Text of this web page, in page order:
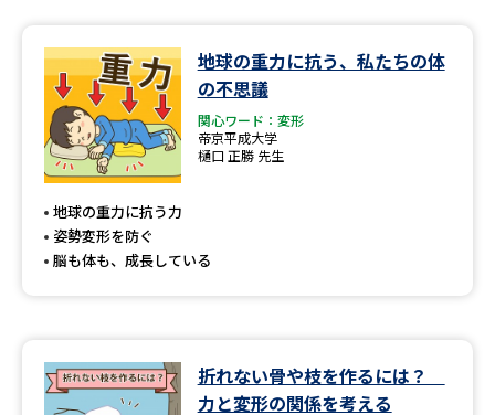
データサイエンス特集 奨学金・特待生制度特集
デジタルパンフレット 進路の３択
新学年スタート号特集ページ
（高3生用）
SELFBRAND特集ページ
オープンキャンパス検索 実施プログラムから探す
地球の重力に抗う、私たちの体
の不思議
関心ワード：変形
帝京平成大学
樋口 正勝 先生
地球の重力に抗う力
姿勢変形を防ぐ
脳も体も、成長している
折れない骨や枝を作るには？
力と変形の関係を考える